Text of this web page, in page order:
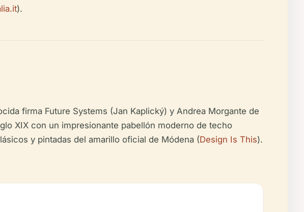
).
firma Future Systems (Jan Kaplický) y Andrea Morgante de
XIX con un impresionante pabellón moderno de techo
y pintadas del amarillo oficial de Módena (Design Is This).